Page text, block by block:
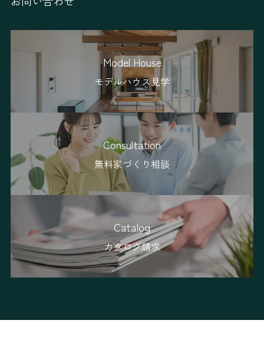
Model House
モデルハウス見学
Consultation
無料家づくり相談
Catalog
カタログ請求